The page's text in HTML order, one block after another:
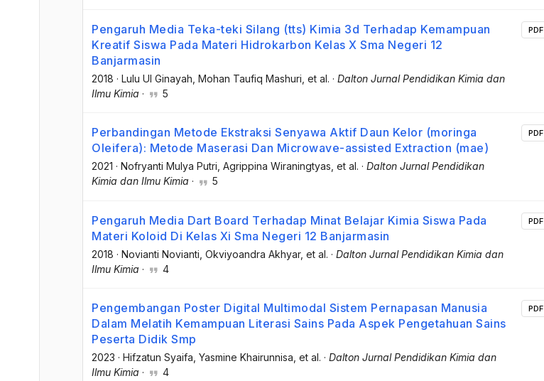
Pengaruh Media Teka-teki Silang (tts) Kimia 3d Terhadap Kemampuan
Kreatif Siswa Pada Materi Hidrokarbon Kelas X Sma Negeri 12
Banjarmasin
2018 · Lulu Ul Ginayah , Mohan Taufiq Mashuri , et al. · Dalton Jurnal Pendidikan Kimia dan
Ilmu Kimia · 5
PDF
Perbandingan Metode Ekstraksi Senyawa Aktif Daun Kelor (moringa
Oleifera): Metode Maserasi Dan Microwave-assisted Extraction (mae)
2021 · Nofryanti Mulya Putri, Agrippina Wiraningtyas, et al. · Dalton Jurnal Pendidikan
Kimia dan Ilmu Kimia · 5
PDF
Pengaruh Media Dart Board Terhadap Minat Belajar Kimia Siswa Pada
Materi Koloid Di Kelas Xi Sma Negeri 12 Banjarmasin
2018 · Novianti Novianti , Okviyoandra Akhyar, et al. · Dalton Jurnal Pendidikan Kimia dan
Ilmu Kimia · 4
PDF
Pengembangan Poster Digital Multimodal Sistem Pernapasan Manusia
Dalam Melatih Kemampuan Literasi Sains Pada Aspek Pengetahuan Sains
Peserta Didik Smp
2023 · Hifzatun Syaifa , Yasmine Khairunnisa , et al. · Dalton Jurnal Pendidikan Kimia dan
Ilmu Kimia · 4
PDF